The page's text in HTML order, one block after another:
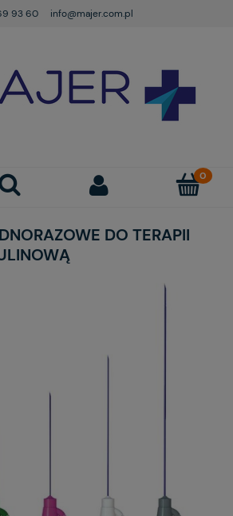
93 60 info@majer.com.pl
DO TERAPII